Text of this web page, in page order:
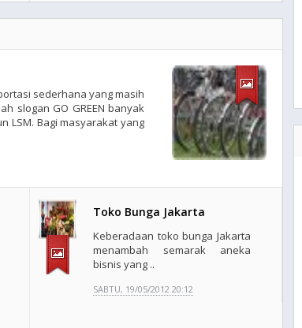
sederhana yang masih
slogan GO GREEN banyak
LSM. Bagi masyarakat yang
Toko Bunga Jakarta
Keberadaan toko bunga Jakarta
menambah semarak aneka
bisnis yang ..
SABTU, 19/05/2012 20:12